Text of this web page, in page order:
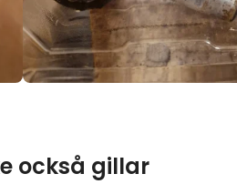
också gillar